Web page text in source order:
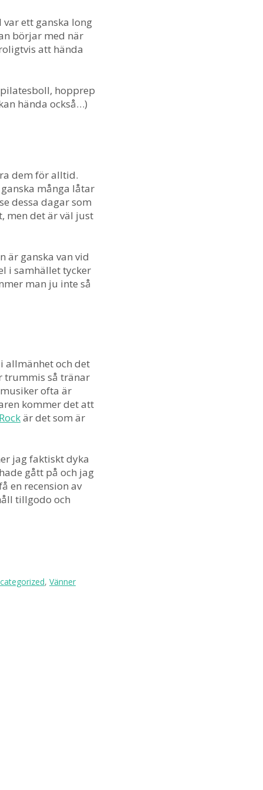
var ett ganska long
börjar med när
att hända
hopprep
hända också…)
dem för alltid.
många låtar
dessa dagar som
men det är väl just
är ganska van vid
i samhället tycker
man ju inte så
allmänhet och det
trummis så tränar
ofta är
kommer det att
är det som är
jag faktiskt dyka
gått på och jag
en recension av
tillgodo och
, Vänner